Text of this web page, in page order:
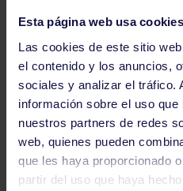
Esta página web usa cookies
Las cookies de este sitio
el contenido y los anuncios,
sociales y analizar el tráfico.
información sobre el uso
nuestros partners de redes
web, quienes pueden
que les haya proporcionado
partir del uso que haya
1238 1239 1240
1244